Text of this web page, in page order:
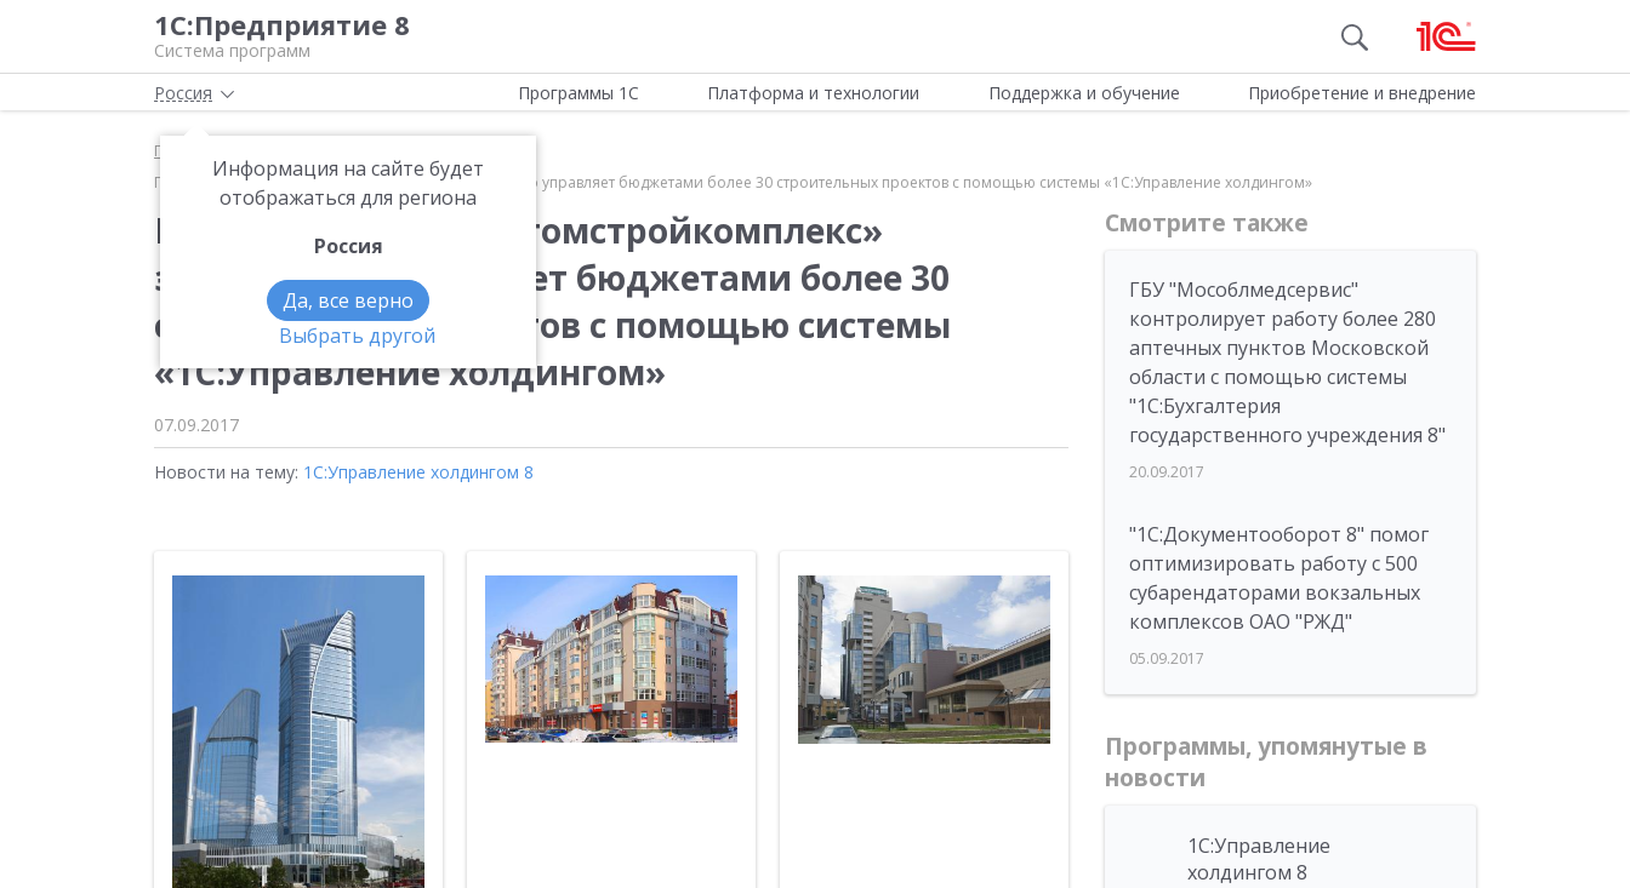
1С:Предприятие 8
Система программ
Россия
Информация на сайте будет
отображаться для региона
Россия
Да, все верно
Выбрать другой
Программы 1С Платформа и технологии Поддержка и обучение Приобретение и внедрение
Главная
Группа компаний «Атомстройкомплекс» эффективно управляет бюджетами более 30 строительных проектов с помощью системы «1С:Управление холдингом»
Группа компаний «Атомстройкомплекс»
эффективно управляет бюджетами более 30
строительных проектов с помощью системы
«1С:Управление холдингом»
07.09.2017
Новости на тему: 1С:Управление холдингом 8
Смотрите также
ГБУ "Мособлмедсервис"
контролирует работу более 280
аптечных пунктов Московской
области с помощью системы
"1С:Бухгалтерия
государственного учреждения 8"
20.09.2017
"1С:Документооборот 8" помог
оптимизировать работу с 500
субарендаторами вокзальных
комплексов ОАО "РЖД"
05.09.2017
Программы, упомянутые в
новости
1С:Управление
холдингом 8